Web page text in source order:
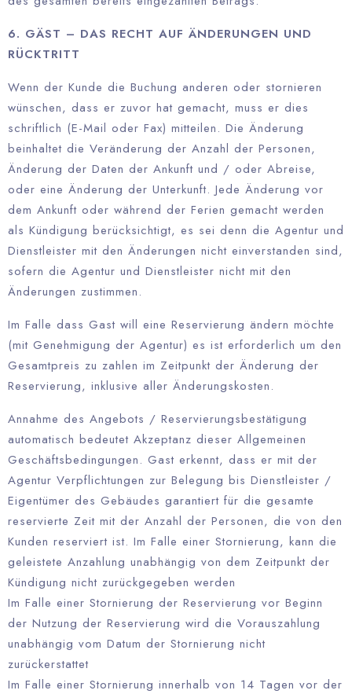
6. GÄST – DAS RECHT AUF ÄNDERUNGEN UND
RÜCKTRITT
Wenn der Kunde die Buchung anderen oder stornieren
wünschen, dass er zuvor hat gemacht, muss er dies
schriftlich (E-Mail oder Fax) mitteilen. Die Änderung
beinhaltet die Veränderung der Anzahl der Personen,
Änderung der Daten der Ankunft und / oder Abreise,
oder eine Änderung der Unterkunft. Jede Änderung vor
dem Ankunft oder während der Ferien gemacht werden
als Kündigung berücksichtigt, es sei denn die Agentur und
Dienstleister mit den Änderungen nicht einverstanden sind,
sofern die Agentur und Dienstleister nicht mit den
Änderungen zustimmen.
Im Falle dass Gast will eine Reservierung ändern möchte
(mit Genehmigung der Agentur) es ist erforderlich um den
Gesamtpreis zu zahlen im Zeitpunkt der Änderung der
Reservierung, inklusive aller Änderungskosten.
Annahme des Angebots / Reservierungsbestätigung
automatisch bedeutet Akzeptanz dieser Allgemeinen
Geschäftsbedingungen. Gast erkennt, dass er mit der
Agentur Verpflichtungen zur Belegung bis Dienstleister /
Eigentümer des Gebäudes garantiert für die gesamte
reservierte Zeit mit der Anzahl der Personen, die von den
Kunden reserviert ist. Im Falle einer Stornierung, kann die
geleistete Anzahlung unabhängig von dem Zeitpunkt der
Kündigung nicht zurückgegeben werden
Im Falle einer Stornierung der Reservierung vor Beginn
der Nutzung der Reservierung wird die Vorauszahlung
unabhängig vom Datum der Stornierung nicht
zurückerstattet
Im Falle einer Stornierung innerhalb von 14 Tagen vor der